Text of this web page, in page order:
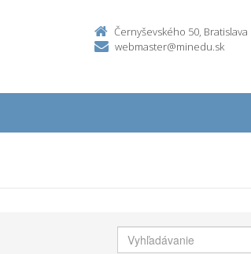
Černyševského 50, Bratislava
webmaster@minedu.sk